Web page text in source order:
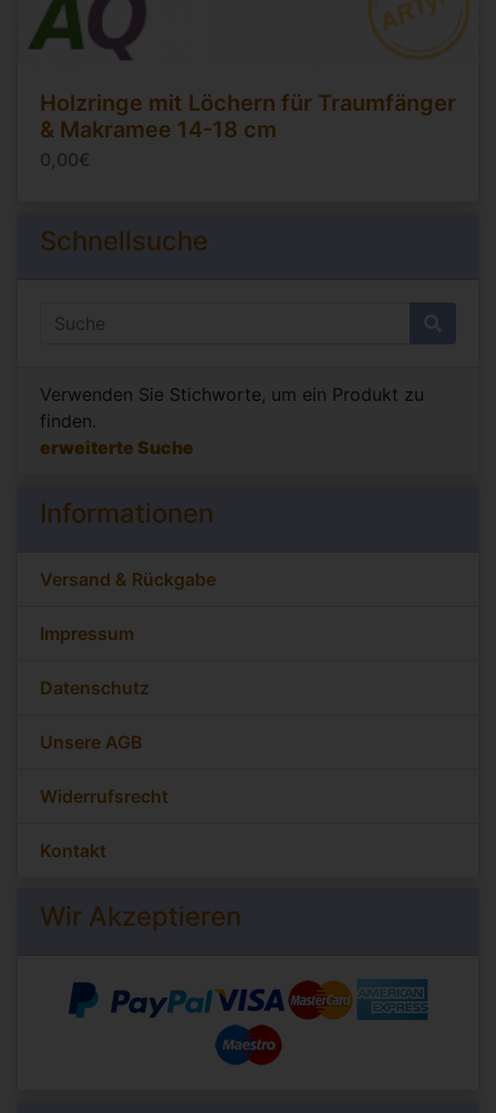
Holzringe mit Löchern für Traumfänger
& Makramee 14-18 cm
0,00€
Schnellsuche
Verwenden Sie Stichworte, um ein Produkt zu
finden.
erweiterte Suche
Informationen
Versand & Rückgabe
Impressum
Datenschutz
Unsere AGB
Widerrufsrecht
Kontakt
Wir Akzeptieren